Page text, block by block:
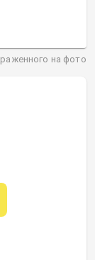
на фото